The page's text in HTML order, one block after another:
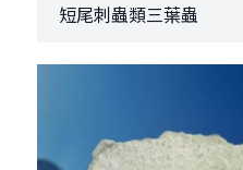
短尾刺蟲類三葉蟲